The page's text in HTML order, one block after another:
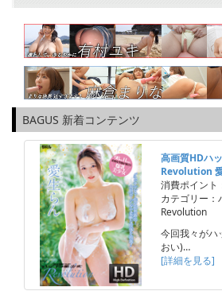
BAGUS 新着コンテンツ
高画質HDハ
Revolution
消費ポイント
カテゴリー：
Revolution
今回我々がハ
おい)…
[詳細を見る]